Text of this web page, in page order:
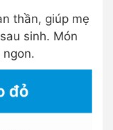
thần, giúp mẹ
sinh. Món